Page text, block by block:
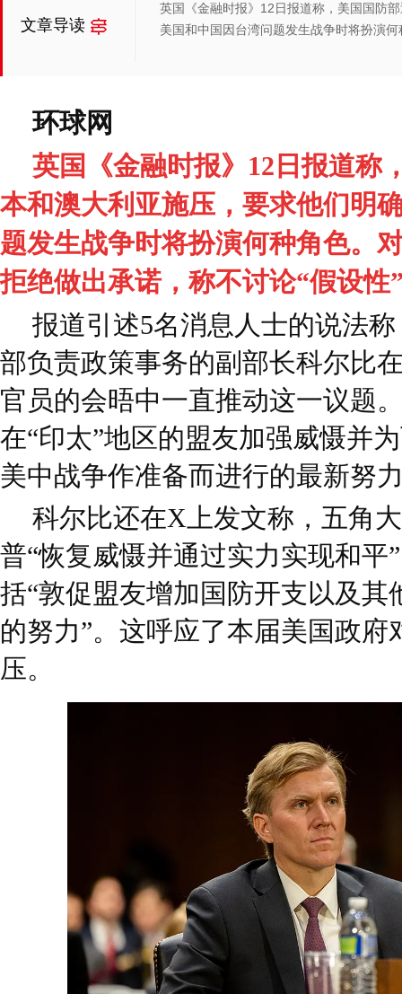
文章导读
英国《金融时报》12日报道称，美国国防
美国和中国因台湾问题发生战争时将扮演
环球网
英国《金融时报》12日报道称
本和澳大利亚施压，要求他们明
题发生战争时将扮演何种角色。
拒绝做出承诺，称不讨论“假设性
报道引述5名消息人士的说法
部负责政策事务的副部长科尔比
官员的会晤中一直推动这一议题
在“印太”地区的盟友加强威慑并
美中战争作准备而进行的最新努
科尔比还在X上发文称，五角
普“恢复威慑并通过实力实现和平
括“敦促盟友增加国防开支以及其
的努力”。这呼应了本届美国政
压。